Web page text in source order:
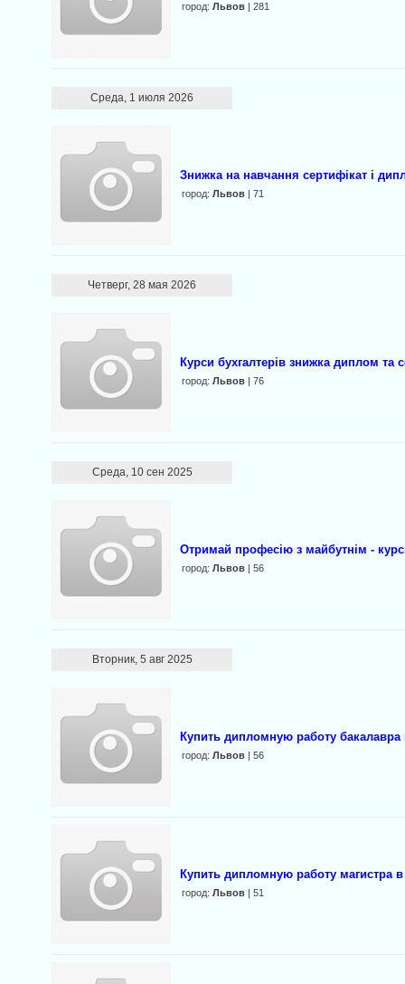
город:Львов | 281
Среда, 1 июля 2026
Знижка на навчання сертифікат і
город:Львов | 71
Четверг, 28 мая 2026
Курси бухгалтерів знижка диплом та
город:Львов | 76
Среда, 10 сен 2025
Отримай професію з майбутнім -
город:Львов | 56
Вторник, 5 авг 2025
Купить дипломную работу бакалавра
город:Львов | 56
Купить дипломную работу магистра
город:Львов | 51